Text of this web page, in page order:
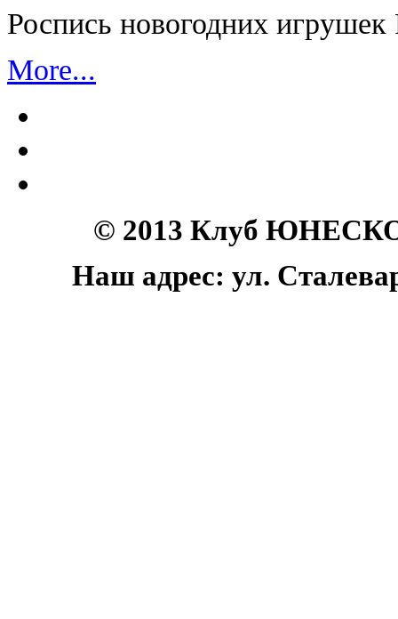
Роспись новогодних
More...
© 2013 Клуб
Наш адрес: ул.